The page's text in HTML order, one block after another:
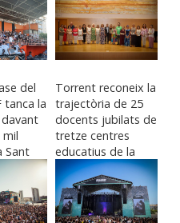
del
tanca la
Sant
Torrent reconeix la
trajectòria de 25
docents jubilats de
tretze centres
educatius de la
ciutat